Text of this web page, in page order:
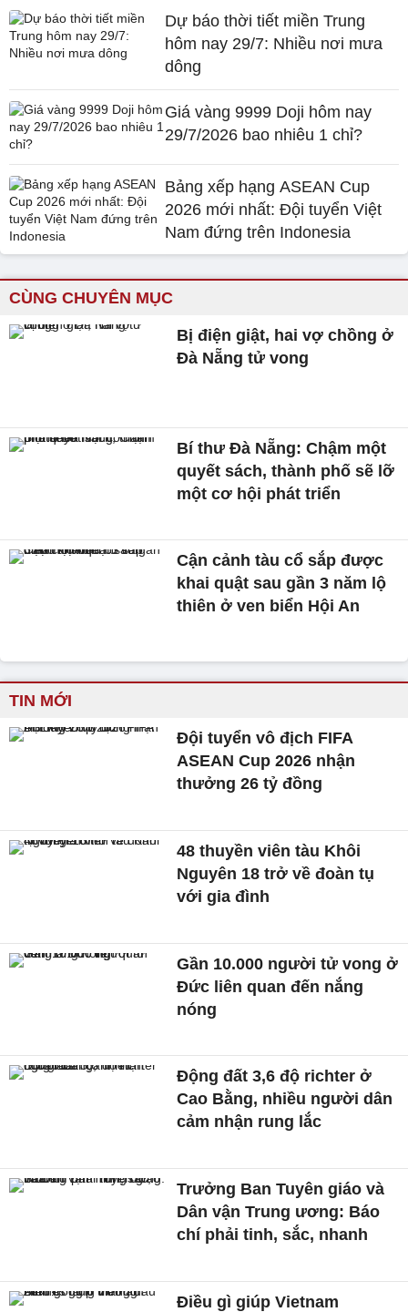
Dự báo thời tiết miền Trung
hôm nay 29/7: Nhiều nơi mưa
dông
Giá vàng 9999 Doji hôm nay
29/7/2026 bao nhiêu 1 chỉ?
Bảng xếp hạng ASEAN Cup
2026 mới nhất: Đội tuyển Việt
Nam đứng trên Indonesia
CÙNG CHUYÊN MỤC
Bị điện giật, hai vợ chồng ở
Đà Nẵng tử vong
Bí thư Đà Nẵng: Chậm một
quyết sách, thành phố sẽ lỡ
một cơ hội phát triển
Cận cảnh tàu cổ sắp được
khai quật sau gần 3 năm lộ
thiên ở ven biển Hội An
TIN MỚI
Đội tuyển vô địch FIFA
ASEAN Cup 2026 nhận
thưởng 26 tỷ đồng
48 thuyền viên tàu Khôi
Nguyên 18 trở về đoàn tụ
với gia đình
Gần 10.000 người tử vong ở
Đức liên quan đến nắng
nóng
Động đất 3,6 độ richter ở
Cao Bằng, nhiều người dân
cảm nhận rung lắc
Trưởng Ban Tuyên giáo và
Dân vận Trung ương: Báo
chí phải tinh, sắc, nhanh
Điều gì giúp Vietnam